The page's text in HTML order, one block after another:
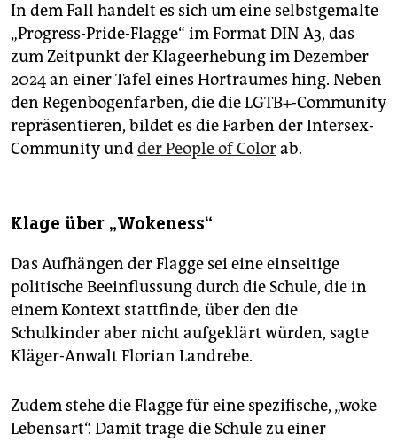
In dem Fall handelt es sich um eine selbstgemalte
„Progress-Pride-Flagge“ im Format DIN A3, das
zum Zeitpunkt der Klage­erhebung im Dezember
2024 an einer Tafel eines Hortraumes hing. Neben
den Regenbogenfarben, die die LGTB+-Community
repräsentieren, bildet es die Farben der Intersex-
Community undder People of Colorab.
Klage über „Wokeness“
Das Aufhängen der Flagge sei eine einseitige
politische Beeinflussung durch die Schule, die in
einem Kontext stattfinde, über den die
Schulkinder aber nicht aufgeklärt würden, sagte
Kläger-Anwalt Florian Landrebe.
Zudem stehe die Flagge für eine spezifische, „woke
Lebensart“. Damit trage die Schule zu einer